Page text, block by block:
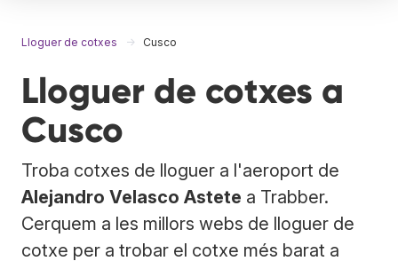
Lloguer de cotxes Cusco
Lloguer de cotxes a
Cusco
Troba cotxes de lloguer a l'aeroport de
Alejandro Velasco Astete a Trabber.
Cerquem a les millors webs de lloguer de
cotxe per a trobar el cotxe més barat a